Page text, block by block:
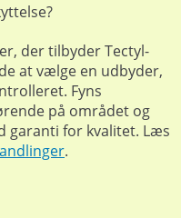
der tilbyder Tectyl-
at vælge en udbyder,
Fyns
på området og
garanti for kvalitet. Læs
.